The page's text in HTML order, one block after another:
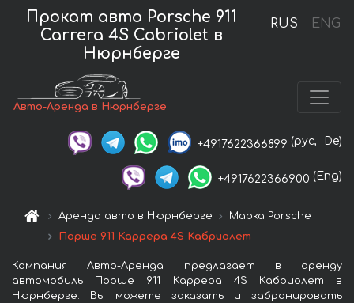
RUS ENG
Прокат авто Porsche 911
Carrera 4S Cabriolet в
Нюрнберге
Авто-Аренда в Нюрнберге
+4917622366899 (рус, De)
+4917622366900 (Eng)
Аренда авто в Нюрнберге
Марка Porsche
Порше 911 Каррера 4S Кабриолет
Компания Авто-Аренда предлагает в аренду
автомобиль Порше 911 Каррера 4S Кабриолет в
Нюрнберге. Вы можете заказать и забронировать